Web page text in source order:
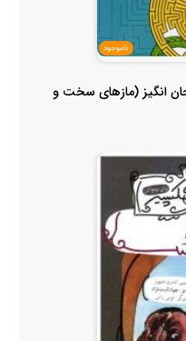
ناموجود
انگیز (مازهای سخت و